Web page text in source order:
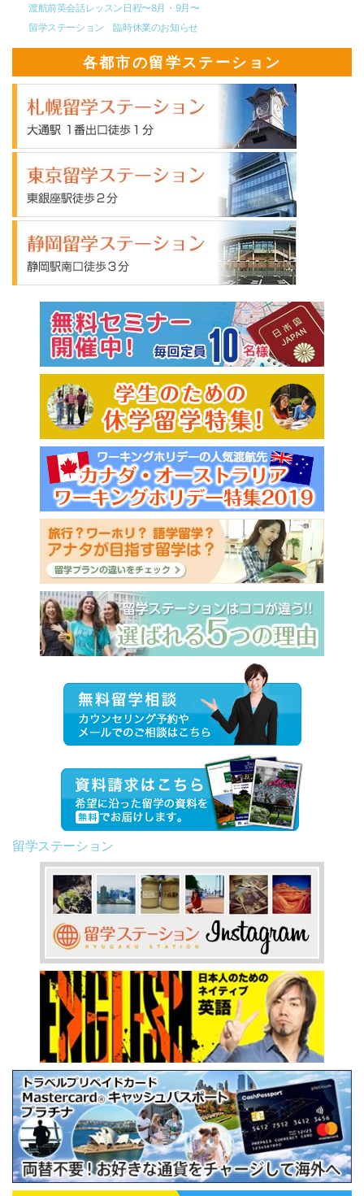
渡航前英会話レッスン日程〜8月・9月〜
留学ステーション 臨時休業のお知らせ
各都市の留学ステーション
留学ステーション